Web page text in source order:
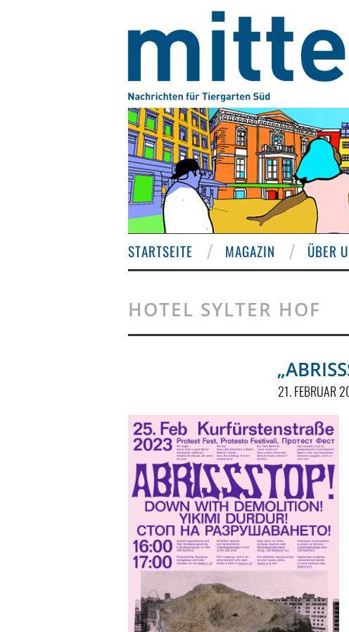
STARTSEITE MAGAZIN ÜBER
HOTEL SYLTER HOF
21. FEBRUAR